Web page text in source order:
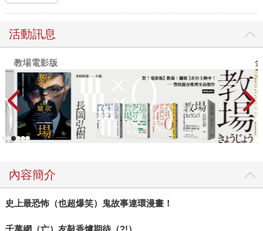
活動訊息
教場電影版
內容簡介
史上最恐怖（也超爆笑）鬼故事連環漫畫！
千萬網（亡）友敲香爐期待（?!）